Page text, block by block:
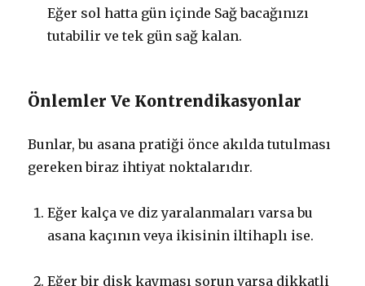
Eğer sol hatta gün içinde Sağ bacağınızı
tutabilir ve tek gün sağ kalan.
Önlemler Ve Kontrendikasyonlar
Bunlar, bu asana pratiği önce akılda tutulması
gereken biraz ihtiyat noktalarıdır.
Eğer kalça ve diz yaralanmaları varsa bu
asana kaçının veya ikisinin iltihaplı ise.
Eğer bir disk kayması sorun varsa dikkatli